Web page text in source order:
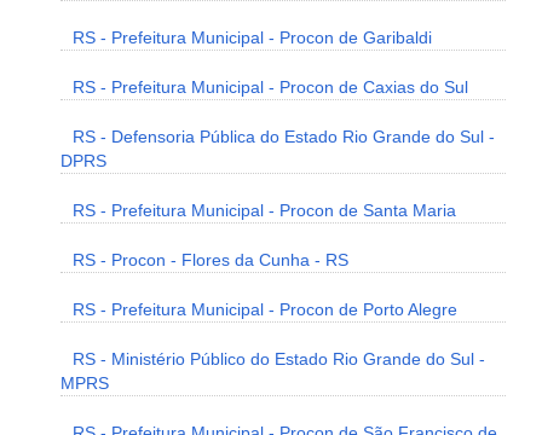
RS - Prefeitura Municipal - Procon de Garibaldi
RS - Prefeitura Municipal - Procon de Caxias do Sul
RS - Defensoria Pública do Estado Rio Grande do Sul -
DPRS
RS - Prefeitura Municipal - Procon de Santa Maria
RS - Procon - Flores da Cunha - RS
RS - Prefeitura Municipal - Procon de Porto Alegre
RS - Ministério Público do Estado Rio Grande do Sul -
MPRS